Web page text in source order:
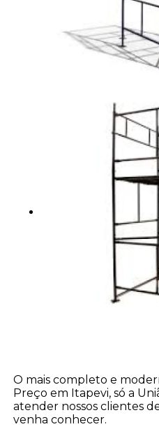
O mais completo e
Preço em Itapevi, só a
atender nossos clientes
venha conhecer.